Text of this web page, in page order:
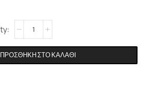
ΠΡΟΣΘΉΚΗ ΣΤΟ ΚΑΛΆΘΙ
Alternative: